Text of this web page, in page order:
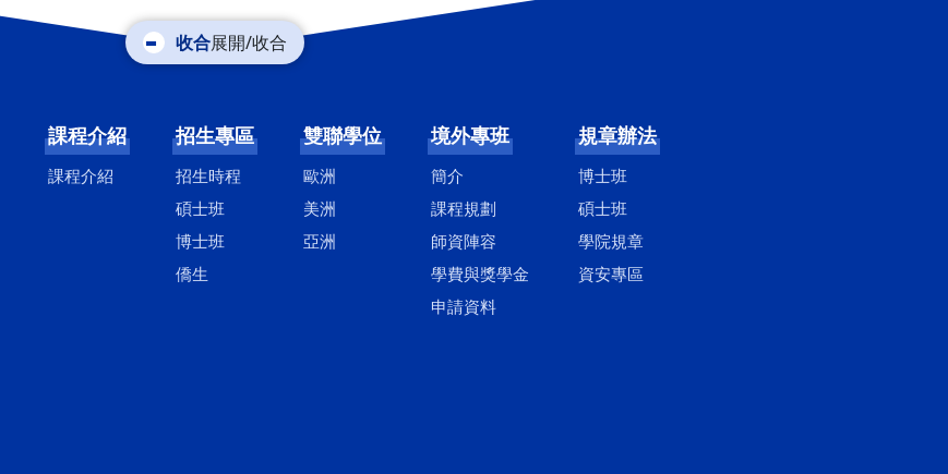
展開/收合
課程介紹
課程介紹
招生專區
招生時程
碩士班
博士班
僑生
雙聯學位
歐洲
美洲
亞洲
境外專班
簡介
課程規劃
師資陣容
學費與獎學金
申請資料
規章辦法
博士班
碩士班
學院規章
資安專區